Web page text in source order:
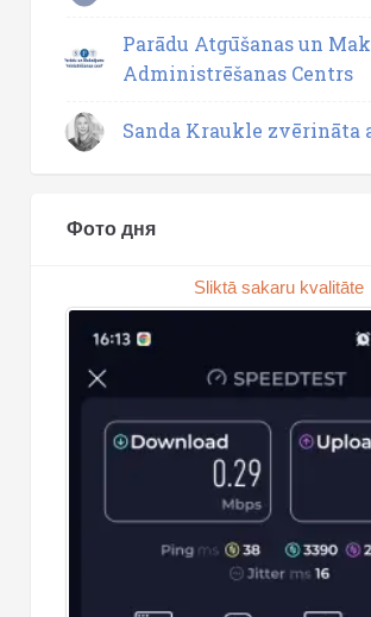
Parādu Atgūšanas un
Administrēšanas Centrs
Sanda Kraukle zvērināta
Фото дня
Sliktā sakaru kvalitāte